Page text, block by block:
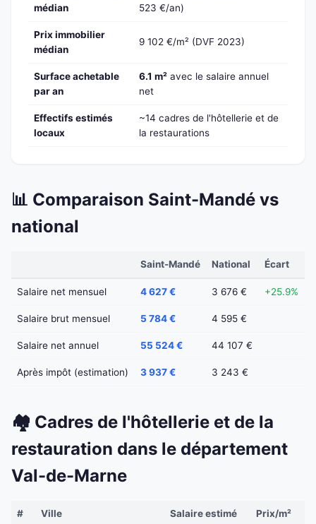
médian
523 €/an)
Prix immobilier
médian
9 102 €/m² (DVF 2023)
Surface achetable
par an
6.1 m² avec le salaire annuel
net
Effectifs estimés
locaux
~14 cadres de l'hôtellerie et de
la restaurations
📊 Comparaison Saint-Mandé vs
national
Saint-Mandé National Écart
Salaire net mensuel 4 627 € 3 676 € +25.9%
Salaire brut mensuel 5 784 € 4 595 €
Salaire net annuel 55 524 € 44 107 €
Après impôt (estimation) 3 937 € 3 243 €
🏘️ Cadres de l'hôtellerie et de la
restauration dans le département
Val-de-Marne
# Ville Salaire estimé Prix/m²